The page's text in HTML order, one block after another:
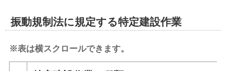
振動規制法に規定する特定建設作業
※表は横スクロールできます。